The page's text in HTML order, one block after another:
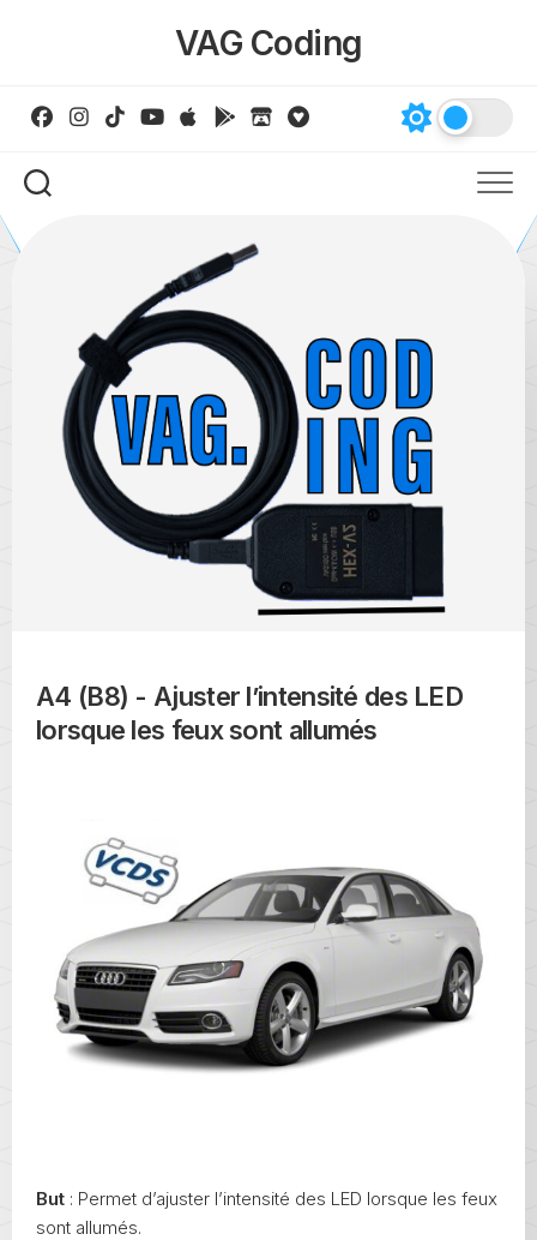
VAG Coding
A4 (B8) - Ajuster l’intensité des LED
lorsque les feux sont allumés
But : Permet d’ajuster l’intensité des LED lorsque les feux
sont allumés.